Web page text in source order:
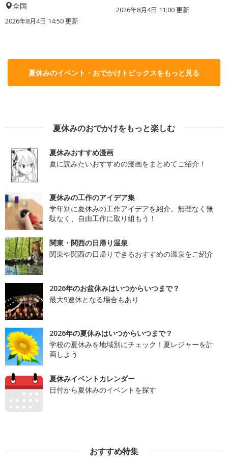
全国
2026年8月4日 14:50更新
2026年8月4日 11:00更新
夏休みのイベント・おでかけトピックスをもっと見る
夏休みのおでかけをもっと楽しむ
夏休みおすすめ漫画
夏に読みたいおすすめの漫画をまとめてご紹介！
夏休みの工作のアイデア集
学年別に夏休みの工作アイデアを紹介。無理なく無
駄なく、自由工作に取り組もう！
関東・関西の日帰り温泉
関東や関西の日帰りできるおすすめの温泉をご紹介
2026年のお盆休みはいつからいつまで？
最大9連休となる場合もあり
2026年の夏休みはいつからいつまで？
学校の夏休みを地域別にチェック！夏レジャーを計
画しよう
夏休みイベントカレンダー
日付から夏休みのイベントを探す
おすすめ特集